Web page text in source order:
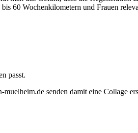
60 Wochenkilometern und Frauen
passt.
senden damit eine Collage